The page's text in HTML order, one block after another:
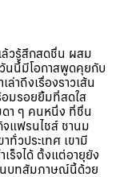
วรู้สึกสดชื่น ผสม
นนี้มีโอกาสพูดคุยกับ
าถึงเรื่องราวเส้น
อมรอยยิ้มที่สดใส
ดา ๆ คนหนึ่ง ที่ชื่น
จแฟรนไชส์ ชานม
ทั่วประเทศ เขามี
เร็จได้ ตั้งแต่อายุยัง
นบทสัมภาษณ์นี้ด้วย